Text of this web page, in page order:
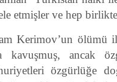
etmişler ve hep
Kerimov’un ölümü
kavuşmuş,
özgürlüğe